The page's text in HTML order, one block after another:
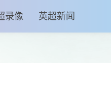
录像 英超新闻